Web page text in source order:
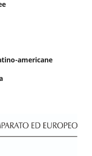
americane